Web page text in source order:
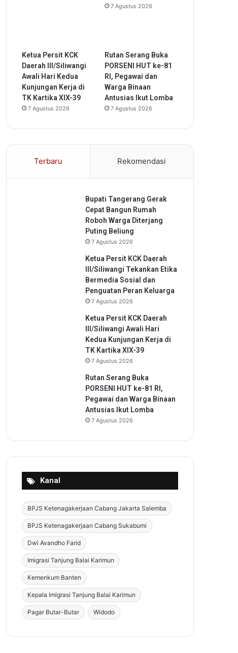
7 Agustus 2026
Ketua Persit KCK
Daerah III/Siliwangi
Awali Hari Kedua
Kunjungan Kerja di
TK Kartika XIX-39
7 Agustus 2026
Rutan Serang Buka
PORSENI HUT ke-81
RI, Pegawai dan
Warga Binaan
Antusias Ikut Lomba
7 Agustus 2026
Terbaru Rekomendasi
Bupati Tangerang Gerak
Cepat Bangun Rumah
Roboh Warga Diterjang
Puting Beliung
7 Agustus 2026
Ketua Persit KCK Daerah
III/Siliwangi Tekankan Etika
Bermedia Sosial dan
Penguatan Peran Keluarga
7 Agustus 2026
Ketua Persit KCK Daerah
III/Siliwangi Awali Hari
Kedua Kunjungan Kerja di
TK Kartika XIX-39
7 Agustus 2026
Rutan Serang Buka
PORSENI HUT ke-81 RI,
Pegawai dan Warga Binaan
Antusias Ikut Lomba
7 Agustus 2026
Kanal
BPJS Ketenagakerjaan Cabang Jakarta Salemba
BPJS Ketenagakerjaan Cabang Sukabumi
Dwi Avandho Farid
Imigrasi Tanjung Balai Karimun
Kemenkum Banten
Kepala Imigrasi Tanjung Balai Karimun
Pagar Butar-Butar Widodo